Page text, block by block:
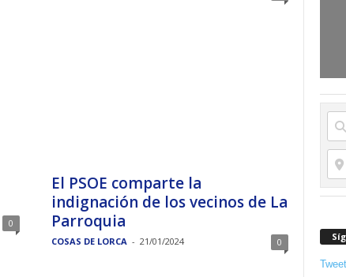
0
El PSOE comparte la
indignación de los vecinos de La
Parroquia
COSAS DE LORCA - 21/01/2024 0